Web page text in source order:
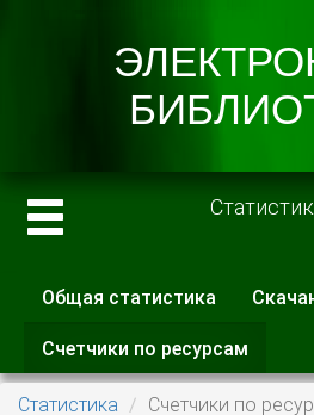
Главные вкладки
Общая статистика
Счетчики по ресурсам
Статистика
Счетчики по